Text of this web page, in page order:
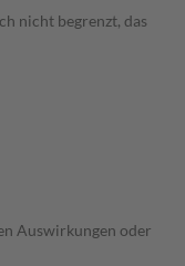
nicht begrenzt, das
Auswirkungen oder